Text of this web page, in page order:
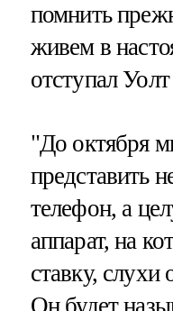
помнить
живем в
отступал
"До октября
представить
телефон, а
аппарат, на
ставку, слухи